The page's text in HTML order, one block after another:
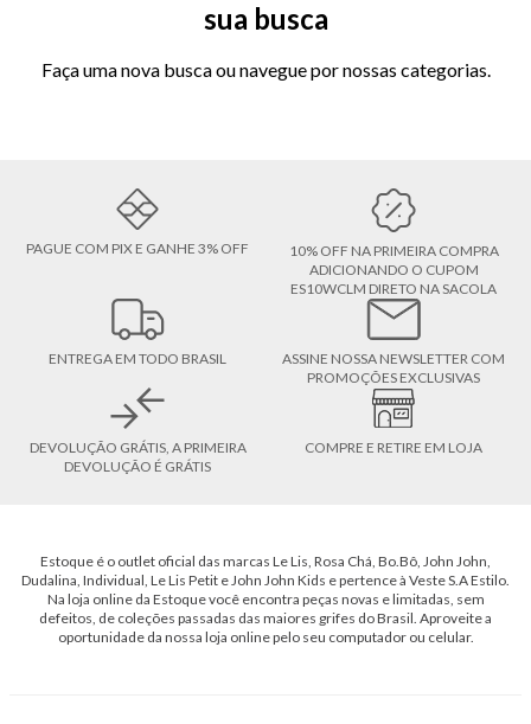
sua busca
Faça uma nova busca ou navegue por nossas categorias.
PAGUE COM PIX E GANHE 3% OFF
10% OFF NA PRIMEIRA COMPRA
ADICIONANDO O CUPOM
ES10WCLM DIRETO NA SACOLA
ENTREGA EM TODO BRASIL
ASSINE NOSSA NEWSLETTER COM
PROMOÇÕES EXCLUSIVAS
DEVOLUÇÃO GRÁTIS, A PRIMEIRA
DEVOLUÇÃO É GRÁTIS
COMPRE E RETIRE EM LOJA
Estoque é o outlet oficial das marcas Le Lis, Rosa Chá, Bo.Bô, John John,
Dudalina, Individual, Le Lis Petit e John John Kids e pertence à Veste S.A Estilo.
Na loja online da Estoque você encontra peças novas e limitadas, sem
defeitos, de coleções passadas das maiores grifes do Brasil. Aproveite a
oportunidade da nossa loja online pelo seu computador ou celular.